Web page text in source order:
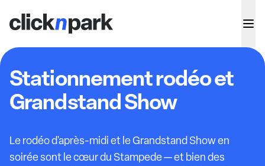
Stationnement rodéo et
Grandstand Show
Le rodéo d'après-midi et le Grandstand Show en
soirée sont le cœur du Stampede — et bien des